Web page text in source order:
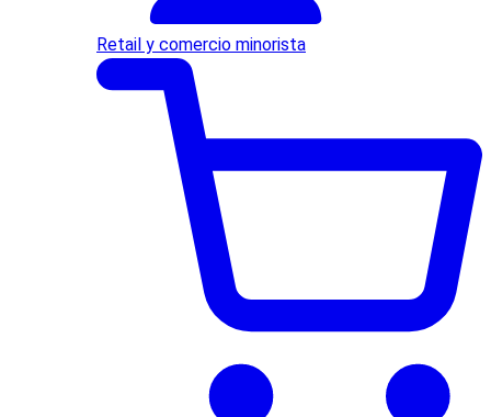
Retail y comercio minorista